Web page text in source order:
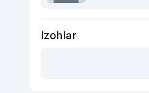
Izohlar